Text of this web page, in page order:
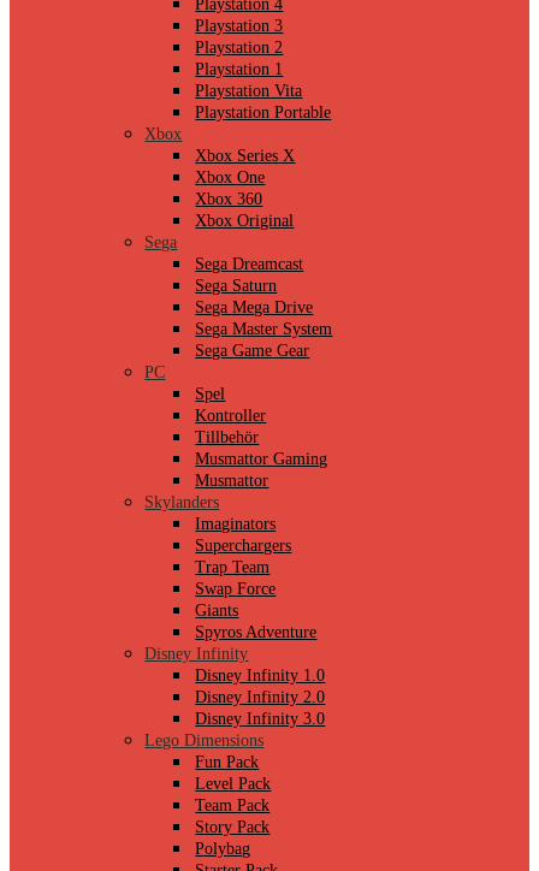
Playstation 4
Playstation 3
Playstation 2
Playstation 1
Playstation Vita
Playstation Portable
Xbox
Xbox Series X
Xbox One
Xbox 360
Xbox Original
Sega
Sega Dreamcast
Sega Saturn
Sega Mega Drive
Sega Master System
Sega Game Gear
PC
Spel
Kontroller
Tillbehör
Musmattor Gaming
Musmattor
Skylanders
Imaginators
Superchargers
Trap Team
Swap Force
Giants
Spyros Adventure
Disney Infinity
Disney Infinity 1.0
Disney Infinity 2.0
Disney Infinity 3.0
Lego Dimensions
Fun Pack
Level Pack
Team Pack
Story Pack
Polybag